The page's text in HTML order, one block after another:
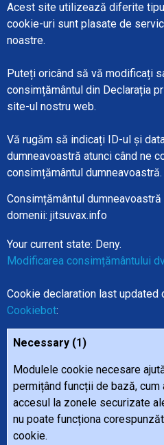
Acest site utilizează diferite
cookie-uri sunt plasate de
noastre.
Puteți oricând să vă modificați
consimțământul din Declarația
site-ul nostru web.
Vă rugăm să indicați ID-ul și
dumneavoastră atunci când ne
consimțământul dumneavoastră.
Consimțământul
domenii: jitsuvax.info
Your current state: Deny.
Modificarea consimțământului
Cookie declaration last
Cookiebot:
Necessary (1)
Modulele cookie necesare
permițând funcții de bază, cum
accesul la zonele securizate
nu poate funcționa
cookie.